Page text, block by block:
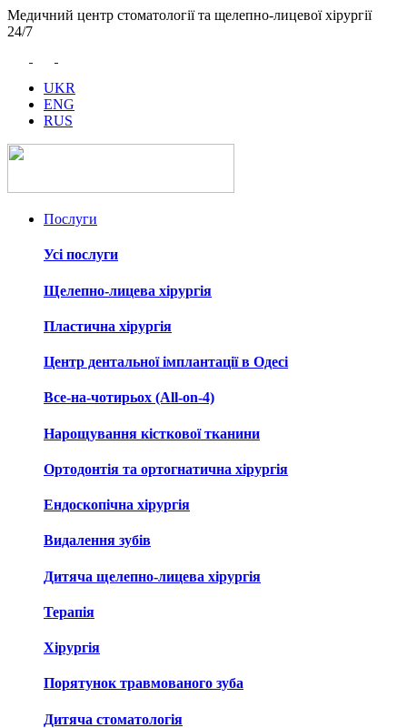
Медичний центр стоматології та щелепно-лицевої хірургії
24/7
UKR
ENG
RUS
Послуги
Усі послуги
Щелепно-лицева хірургія
Пластична хірургія
Центр дентальної імплантації в Одесі
Все-на-чотирьох (All-on-4)
Нарощування кісткової тканини
Ортодонтія та ортогнатична хірургія
Ендоскопічна хірургія
Видалення зубів
Дитяча щелепно-лицева хірургія
Терапія
Хірургія
Порятунок травмованого зуба
Дитяча стоматологія